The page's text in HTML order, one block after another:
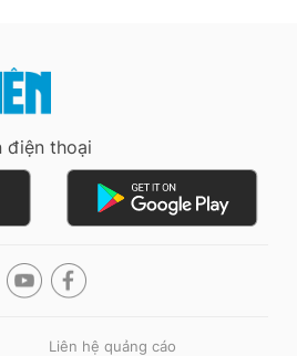
điện thoại
Liên hệ quảng cáo